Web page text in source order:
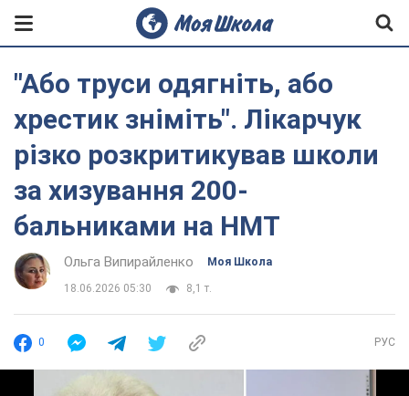
"Або труси одягніть, або
хрестик зніміть". Лікарчук
різко розкритикував школи
за хизування 200-
бальниками на НМТ
Ольга Випирайленко Моя Школа
18.06.2026 05:30 8,1 т.
0 РУС